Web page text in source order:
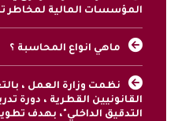
المؤسسات المالية لمخاطر
ماهي انواع المحاسبة ؟
نظمت وزارة العمل ،
القانونيين القطرية ، دورة
التدقيق الداخلي"، بهدف